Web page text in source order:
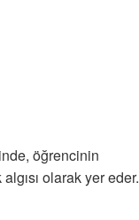
öğrencinin
olarak yer eder.